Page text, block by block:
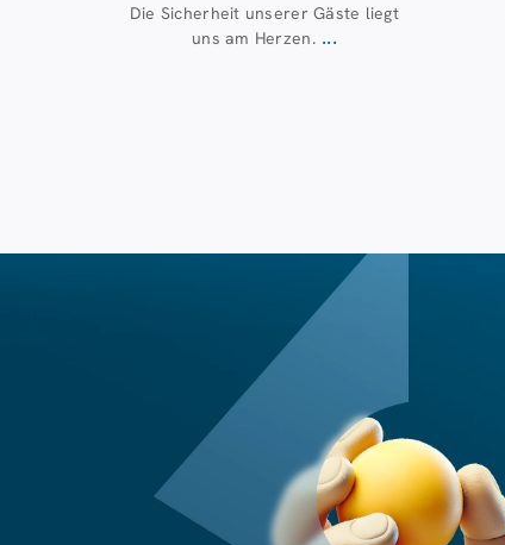
Die Sicherheit unserer Gäste liegt
uns am Herzen. ...